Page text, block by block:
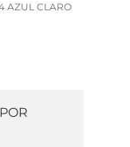
AZUL CLARO